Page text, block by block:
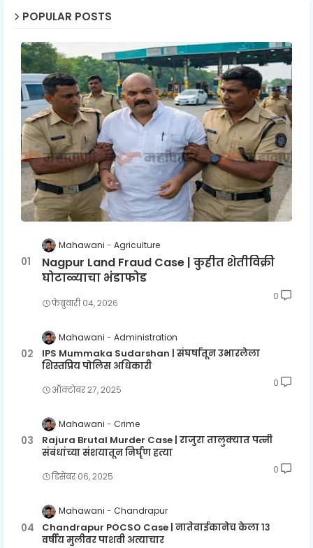
POPULAR POSTS
Mahawani Agriculture
Nagpur Land Fraud Case | कुहीत शेतीविक्री
घोटाळ्याचा भंडाफोड
फेब्रुवारी ०४, २०२६
0
Mahawani Administration
IPS Mummaka Sudarshan | संघर्षातून उभारलेला
शिस्तप्रिय पोलिस अधिकारी
ऑक्टोबर २७, २०२५
0
Mahawani Crime
Rajura Brutal Murder Case | राजुरा तालुक्यात पत्नी
संबंधांच्या संशयातून निर्घृण हत्या
डिसेंबर ०६, २०२५
0
Mahawani Chandrapur
Chandrapur POCSO Case | नातेवाईकानेच केला १३
वर्षीय मुलीवर पाशवी अत्याचार